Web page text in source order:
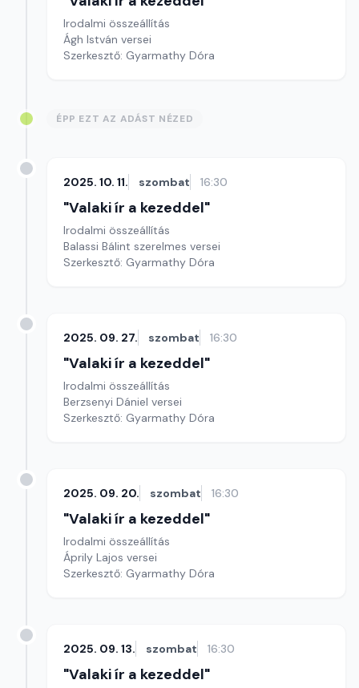
Irodalmi összeállítás
Ágh István versei
Szerkesztő: Gyarmathy Dóra
ÉPP EZT AZ ADÁST NÉZED
2025. 10. 11. szombat 16:30
"Valaki ír a kezeddel"
Irodalmi összeállítás
Balassi Bálint szerelmes versei
Szerkesztő: Gyarmathy Dóra
2025. 09. 27. szombat 16:30
"Valaki ír a kezeddel"
Irodalmi összeállítás
Berzsenyi Dániel versei
Szerkesztő: Gyarmathy Dóra
2025. 09. 20. szombat 16:30
"Valaki ír a kezeddel"
Irodalmi összeállítás
Áprily Lajos versei
Szerkesztő: Gyarmathy Dóra
2025. 09. 13. szombat 16:30
"Valaki ír a kezeddel"